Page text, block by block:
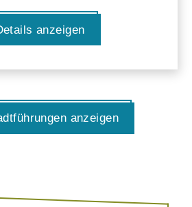
anzeigen
anzeigen